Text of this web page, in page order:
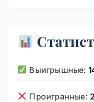
Выигрышные:
Проигранные: 2